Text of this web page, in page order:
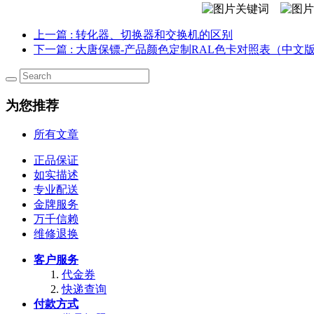
上一篇 : 转化器、切换器和交换机的区别
下一篇 : 大唐保镖-产品颜色定制RAL色卡对照表（中文
为您推荐
所有文章
正品保证
如实描述
专业配送
金牌服务
万千信赖
维修退换
客户服务
代金券
快递查询
付款方式